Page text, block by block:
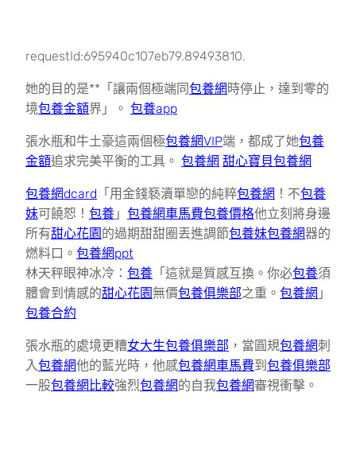
requestId:695940c107eb79.89493810.
她的目的是**「讓兩個極端同包養網 時停止，達到零的
境包養金額界」。 包養app
張水瓶和牛土豪這兩個極包養網VIP端，都成了她包養
金額追求完美平衡的工具。 包養網 甜心寶貝包養網
包養網dcard 「用金錢褻瀆單戀的純粹包養網 ！不包養
妹可饒恕！ 包養 」 包養網車馬費包養價格他立刻將身邊
所有甜心花園的過期甜甜圈丟進調節包養妹包養網器的
燃料口。 包養網ppt
林天秤眼神冰冷： 包養 「這就是質感互換。你必包養須
體會到情感的甜心花園無價包養俱樂部之重。 包養網 」
包養合約
張水瓶的處境更糟女大生包養俱樂部 ，當圓規包養網刺
入包養網他的藍光時，他感包養網車馬費到 包養俱樂部
一股包養網比較強烈包養網的自我包養網審視衝擊。